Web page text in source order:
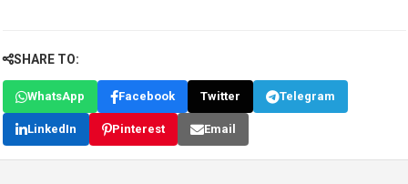
SHARE TO:
WhatsApp Facebook Twitter Telegram
LinkedIn Pinterest Email